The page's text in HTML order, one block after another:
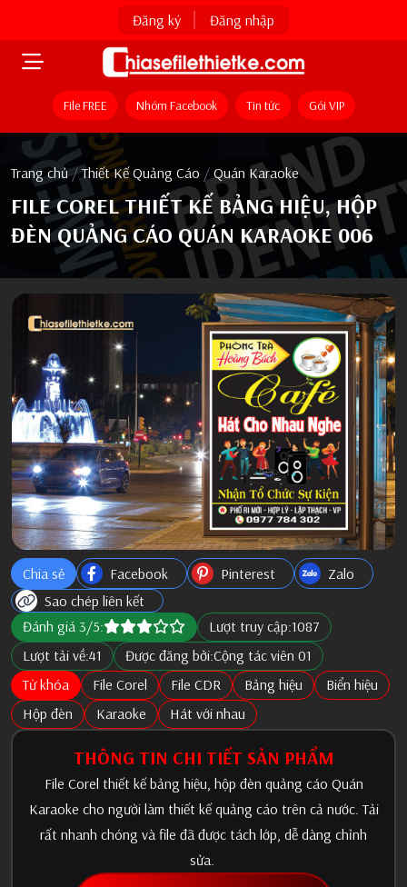
Đăng ký Đăng nhập
File FREE Nhóm Facebook Tin tức Gói VIP
Trang chủ / Thiết Kế Quảng Cáo / Quán Karaoke
FILE COREL THIẾT KẾ BẢNG HIỆU, HỘP
ĐÈN QUẢNG CÁO QUÁN KARAOKE 006
Chia sẻ Facebook Pinterest
Zalo
Sao chép liên kết
Đánh giá 3/5:
Lượt truy cập:1087
Lượt tải về:41 Được đăng bởi:Cộng tác viên 01
Từ khóa
File Corel File CDR Bảng hiệu
Biển hiệu
Hộp đèn
Karaoke Hát với nhau
THÔNG TIN CHI TIẾT SẢN PHẨM
File Corel thiết kế bảng hiệu, hộp đèn quảng cáo Quán
Karaoke cho người làm thiết kế quảng cáo trên cả nước. Tải
rất nhanh chóng và file đã được tách lớp, dễ dàng chỉnh
sửa.